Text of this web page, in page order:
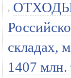
ОТХОДЫ
складах,
1407 млн.